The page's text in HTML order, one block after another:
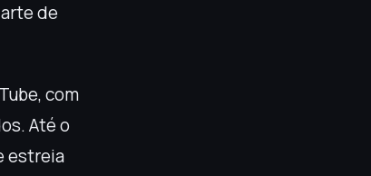
de
com
Até o
estreia